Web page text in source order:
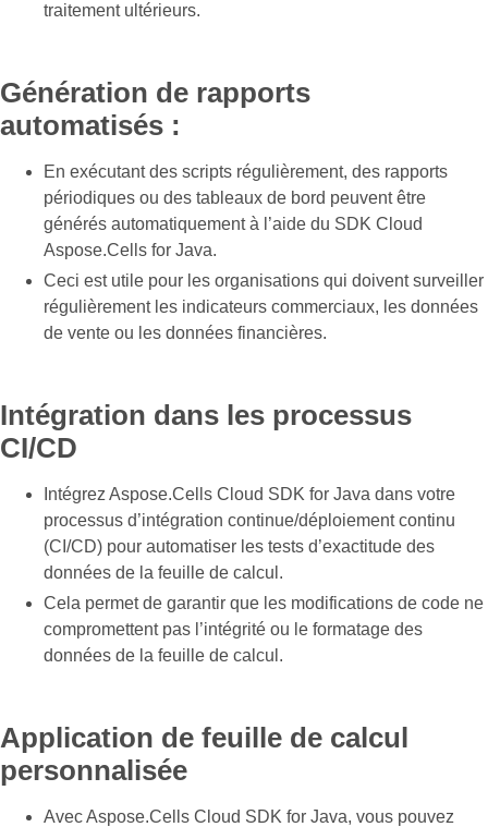
traitement ultérieurs.
Génération de rapports
automatisés :
En exécutant des scripts régulièrement, des rapports
périodiques ou des tableaux de bord peuvent être
générés automatiquement à l’aide du SDK Cloud
Aspose.Cells for Java.
Ceci est utile pour les organisations qui doivent surveiller
régulièrement les indicateurs commerciaux, les données
de vente ou les données financières.
Intégration dans les processus
CI/CD
Intégrez Aspose.Cells Cloud SDK for Java dans votre
processus d’intégration continue/déploiement continu
(CI/CD) pour automatiser les tests d’exactitude des
données de la feuille de calcul.
Cela permet de garantir que les modifications de code ne
compromettent pas l’intégrité ou le formatage des
données de la feuille de calcul.
Application de feuille de calcul
personnalisée
Avec Aspose.Cells Cloud SDK for Java, vous pouvez